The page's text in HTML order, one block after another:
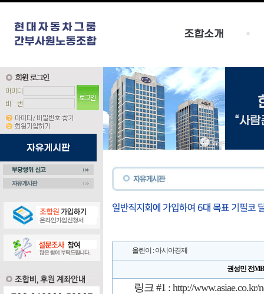
올린이 : 아시아경제
권성민 전
링크 #1 :http://www.asiae.co.kr/